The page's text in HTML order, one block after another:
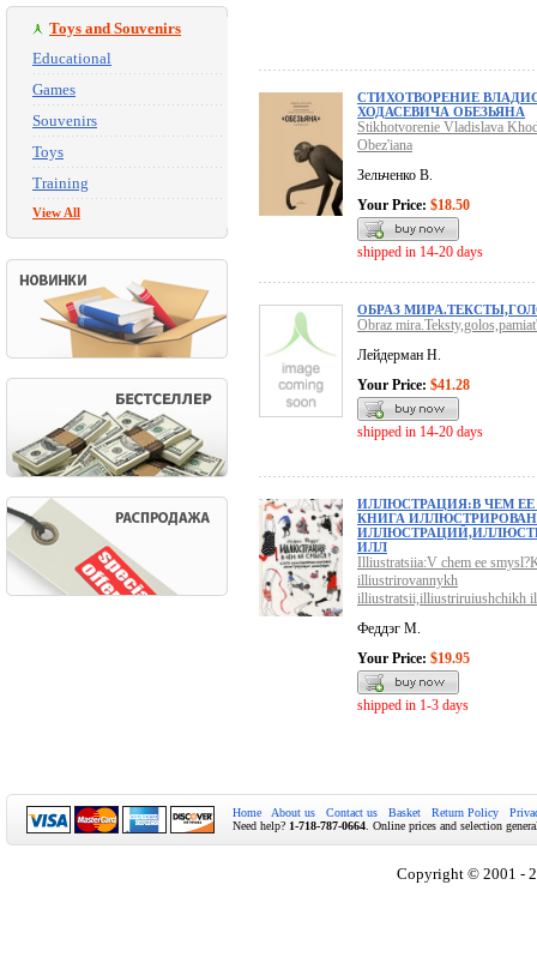
Toys and Souvenirs
Educational
Games
Souvenirs
Toys
Training
View All
СТИХОТВОРЕНИЕ
ХОДАСЕВИЧА ОБЕЗЬЯНА
Stikhotvorenie Vladislava
Obez'iana
Зельченко В.
Your Price: $18.50
shipped in 14-20 days
ОБРАЗ
Obraz mira.Teksty,golos,pamiat'
Лейдерман Н.
Your Price: $41.28
shipped in 14-20 days
ИЛЛЮСТРАЦИЯ:В ЧЕМ
КНИГА
ИЛЛ
Illiustratsiia:V chem ee
illiustrirovannykh
illiustratsii,illiustriruiushchikh
Феддэг М.
Your Price: $19.95
shipped in 1-3 days
Home About us Contact us Basket Return Policy
Need help? 1-718-787-0664 . Online prices and selection
Copyright © 2001 -